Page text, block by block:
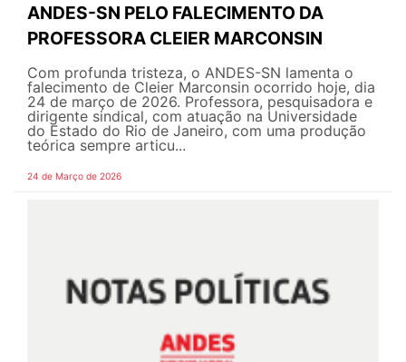
ANDES-SN PELO FALECIMENTO DA
PROFESSORA CLEIER MARCONSIN
Com profunda tristeza, o ANDES-SN lamenta o
falecimento de Cleier Marconsin ocorrido hoje, dia
24 de março de 2026. Professora, pesquisadora e
dirigente sindical, com atuação na Universidade
do Estado do Rio de Janeiro, com uma produção
teórica sempre articu...
24 de Março de 2026